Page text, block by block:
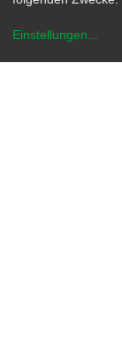
Einstellungen...